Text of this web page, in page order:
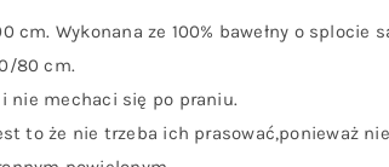
cm. Wykonana ze 100% bawełny o splocie
80 cm.
nie mechaci się po praniu.
to że nie trzeba ich prasować,ponieważ